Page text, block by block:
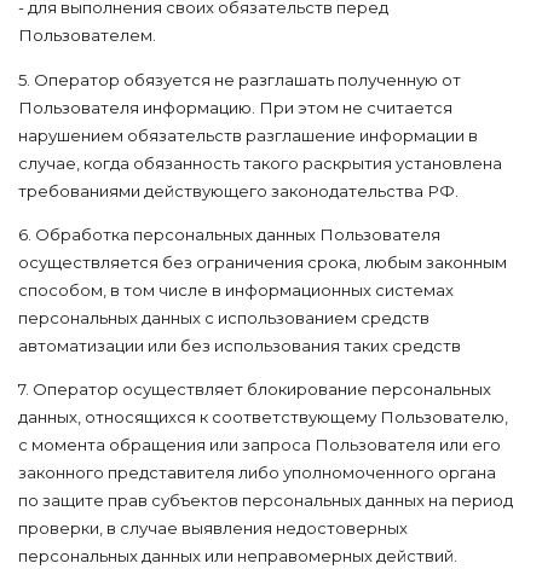
- для выполнения своих обязательств перед
Пользователем.
5. Оператор обязуется не разглашать полученную от
Пользователя информацию. При этом не считается
нарушением обязательств разглашение информации в
случае, когда обязанность такого раскрытия установлена
требованиями действующего законодательства РФ.
6. Обработка персональных данных Пользователя
осуществляется без ограничения срока, любым законным
способом, в том числе в информационных системах
персональных данных с использованием средств
автоматизации или без использования таких средств
7. Оператор осуществляет блокирование персональных
данных, относящихся к соответствующему Пользователю,
с момента обращения или запроса Пользователя или его
законного представителя либо уполномоченного органа
по защите прав субъектов персональных данных на период
проверки, в случае выявления недостоверных
персональных данных или неправомерных действий.